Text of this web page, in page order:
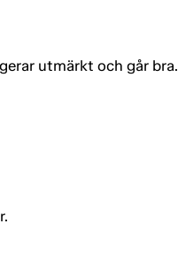
utmärkt och går bra.